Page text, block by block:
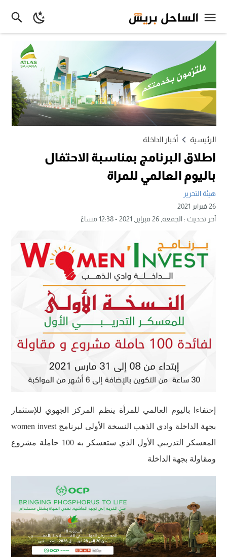
الرئيسية أخبار الداخلة
اطلاق البرنامج بمناسبة الاحتفال
باليوم العالمي للمراة
هيئة التحرير
26 فبراير 2021
آخر تحديث :الجمعة, 26 فبراير, 2021 - 12:38 مساءً
إحتفاءا باليوم العالمي للمرأة ينظم المركز الجهوي للإستثمار
بجهة الداخلة وادي الذهب النسخة الأولى لبرنامج women invest
المعسكر التدريبي الأول الذي ستعسكر به 100 حاملة مشروع
ومقاولة بجهة الداخلة